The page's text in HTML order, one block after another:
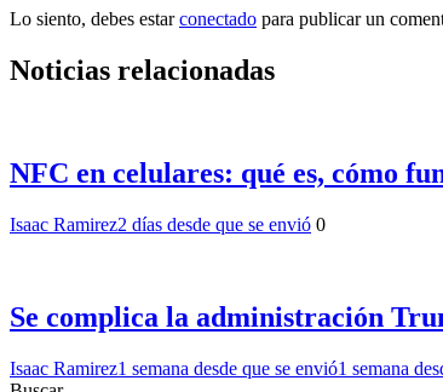
Lo siento, debes estarconectado para publicar un
Noticias relacionadas
NFC en celulares: qué es, cómo
Isaac Ramirez2 días desde que se envió 0
Se complica la administración
Isaac Ramirez1 semana desde que se envió1 semana